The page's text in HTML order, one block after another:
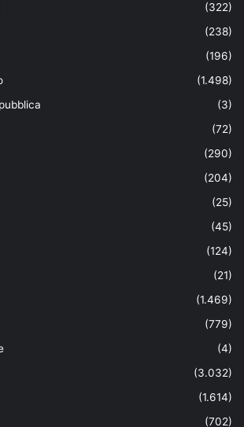
(322)
(238)
(196)
(1.498)
(3)
(72)
(290)
(204)
(25)
(45)
(124)
(21)
(1.469)
(779)
(4)
(3.032)
(1.614)
(702)